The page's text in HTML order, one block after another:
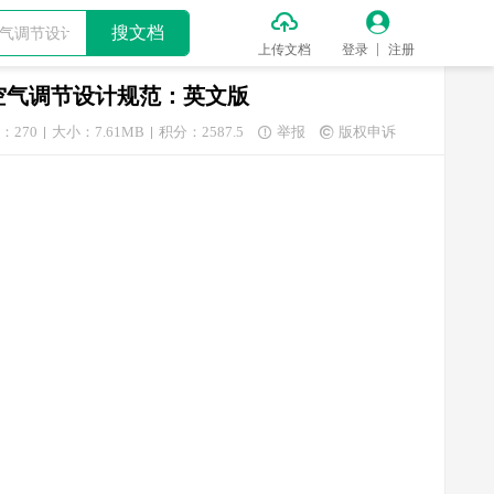
搜文档 
上传文档

登录 注册
气调节设计规范：英文版
270 大小：7.61MB 积分：2587.5  举报  版权申诉